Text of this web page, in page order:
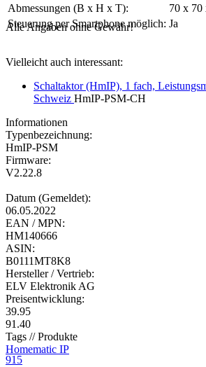
Abmessungen (B x H x T):
70 x 70
Steuerung per Smartphone möglich: Ja
Alle Angaben ohne Gewähr!
Vielleicht auch interessant:
Schaltaktor (HmIP), 1 fach,
Schweiz HmIP-PSM-CH
Informationen
Typenbezeichnung:
HmIP-PSM
Firmware:
V2.22.8
Datum (Gemeldet):
06.05.2022
EAN / MPN:
HM140666
ASIN:
B0111MT8K8
Hersteller / Vertrieb:
ELV Elektronik AG
Preisentwicklung:
39.95
91.40
Tags // Produkte
Homematic IP
915